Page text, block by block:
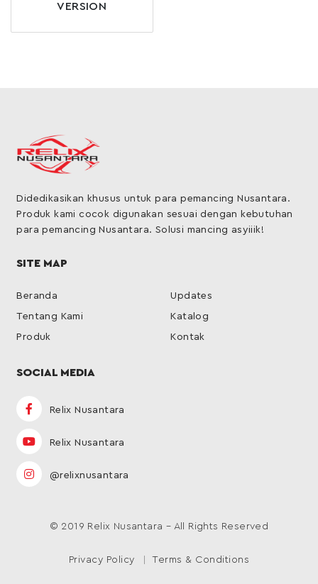
VERSION
Didedikasikan khusus untuk para pemancing Nusantara.
Produk kami cocok digunakan sesuai dengan kebutuhan
para pemancing Nusantara. Solusi mancing asyiiik!
SITE MAP
Beranda
Tentang Kami
Produk
Updates
Katalog
Kontak
SOCIAL MEDIA
Relix Nusantara
Relix Nusantara
@relixnusantara
© 2019 Relix Nusantara – All Rights Reserved
Privacy Policy Terms & Conditions